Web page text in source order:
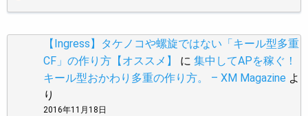
【Ingress】タケノコや螺旋ではない「キール型多重
CF」の作り方【オススメ】
に 集中してAPを稼ぐ！
キール型おかわり多重の作り方。 – XM Magazine よ
り
2016年11月18日